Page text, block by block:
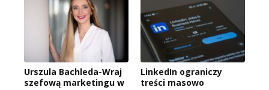
Urszula Bachleda-Wraj
szefową marketingu w
LinkedIn ograniczy
treści masowo